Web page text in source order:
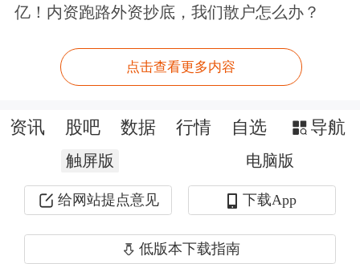
Token工厂领域已经涌现独角兽公司
比如，2022年成立的Fireworks Al据估
在2026年2月达到3.15亿美金年化收
值为40亿美金。该公司的核心业务是为
台，通过云端GPU集群搭建基础设施，
以API形式提供服务，被业界视为Token
亿！内资跑路外资抄底，我们散户怎么办？
点击查看更多内容
资讯 股吧 数据 行情 自选 导航
触屏版 电脑版
给网站提点意见 下载App
低版本下载指南